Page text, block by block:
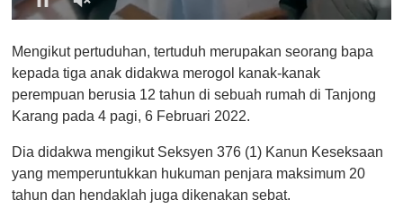
f
1
n
e
,
0
Mengikut pertuduhan, tertuduh merupakan seorang bapa
kepada tiga anak didakwa merogol kanak-kanak
perempuan berusia 12 tahun di sebuah rumah di Tanjong
Karang pada 4 pagi, 6 Februari 2022.
Dia didakwa mengikut Seksyen 376 (1) Kanun Keseksaan
yang memperuntukkan hukuman penjara maksimum 20
tahun dan hendaklah juga dikenakan sebat.